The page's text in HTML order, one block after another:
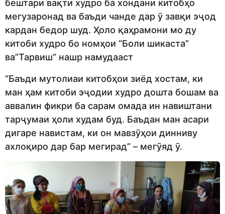
бештари вақти худро ба хондани китобҳо
мегузаронад ва баъди чанде дар ӯ завқи эҷод
кардан бедор шуд. Ҳоло қаҳрамони мо ду
китоби худро бо номҳои “Боли шикаста”
ва”Тарвиш” нашр намудааст
“Баъди мутолиаи китобҳои зиёд хостам, ки
ман ҳам китоби эҷодии худро дошта бошам ва
аввалин фикри ба сарам омада ин навиштани
тарҷумаи ҳоли худам буд. Баъдан ман асари
дигаре навистам, ки он мавзӯҳои динниву
ахлоқиро дар бар мегирад” – мегӯяд ӯ.